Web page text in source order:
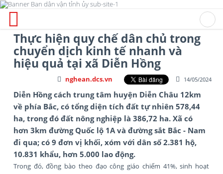
Thực hiện quy chế dân chủ trong
chuyển dịch kinh tế nhanh và
hiệu quả tại xã Diễn Hồng
14/05/2024
nghean.dcs.vn
Diễn Hồng cách trung tâm huyện Diễn Châu 12km
về phía Bắc, có tổng diện tích đất tự nhiên 578,44
ha, trong đó đất nông nghiệp là 386,72 ha. Xã có
hơn 3km đường Quốc lộ 1A và đường sắt Bắc - Nam
đi qua; có 9 đơn vị khối, xóm với dân số 2.381 hộ,
10.831 khẩu, hơn 5.000 lao động.
Trong đó, đồng bào theo đạo công giáo chiếm 41%, sinh hoạt